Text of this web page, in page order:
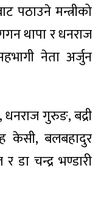
पठाउने मन्त्रीको
थापा र धनराज
नेता अर्जुन
गुरुङ, बद्री
केसी, बलबहादुर
डा चन्द्र भण्डारी